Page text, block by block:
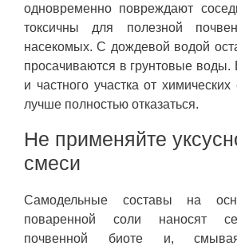
одновременно повреждают
токсичны для полезной
насекомых. С дождевой водой
просачиваются в грунтовые воды.
и частного участка от
лучше полностью отказаться.
Не применяйте
смеси
Самодельные составы на
поваренной соли наносят
почвенной биоте и,